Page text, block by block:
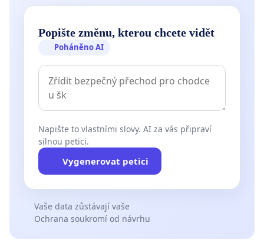
Popište změnu, kterou chcete vidět
Poháněno AI
Napište to vlastními slovy. AI za vás připraví
silnou petici.
Vygenerovat petici
Vaše data zůstávají vaše
Ochrana soukromí od návrhu